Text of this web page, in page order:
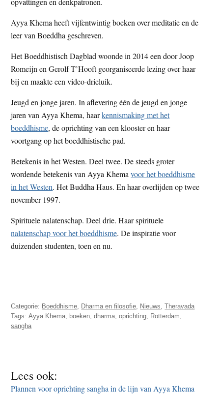
Ayya Khema heeft vijfentwintig boeken over meditatie en de
leer van Boeddha geschreven.
Het Boeddhistisch Dagblad woonde in 2014 een door Joop
Romeijn en Gerolf T’Hooft georganiseerde lezing over haar
bij en maakte een video-drieluik.
Jeugd en jonge jaren. In aflevering één de jeugd en jonge
jaren van Ayya Khema, haarkennismaking met het
boeddhisme, de oprichting van een klooster en haar
voortgang op het boeddhistische pad.
Betekenis in het Westen. Deel twee. De steeds groter
wordende betekenis van Ayya Khemavoor het boeddhisme
in het Westen. Het Buddha Haus. En haar overlijden op twee
november 1997.
Spirituele nalatenschap. Deel drie. Haar spirituele
nalatenschap voor het boeddhisme. De inspiratie voor
duizenden studenten, toen en nu.
Categorie: Boeddhisme Dharma en filosofie Nieuws ,Theravada
Tags:Ayya Khema boeken ,dharma ,oprichting Rotterdam
sangha
Lees ook:
Plannen voor oprichting sangha in de lijn van Ayya Khema